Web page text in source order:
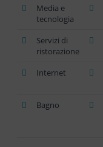
Media e
tecnologia
Servizi di
ristorazione
Internet
Bagno